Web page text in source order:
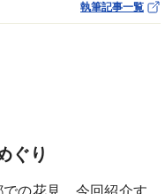
執筆記事一覧
ぐり